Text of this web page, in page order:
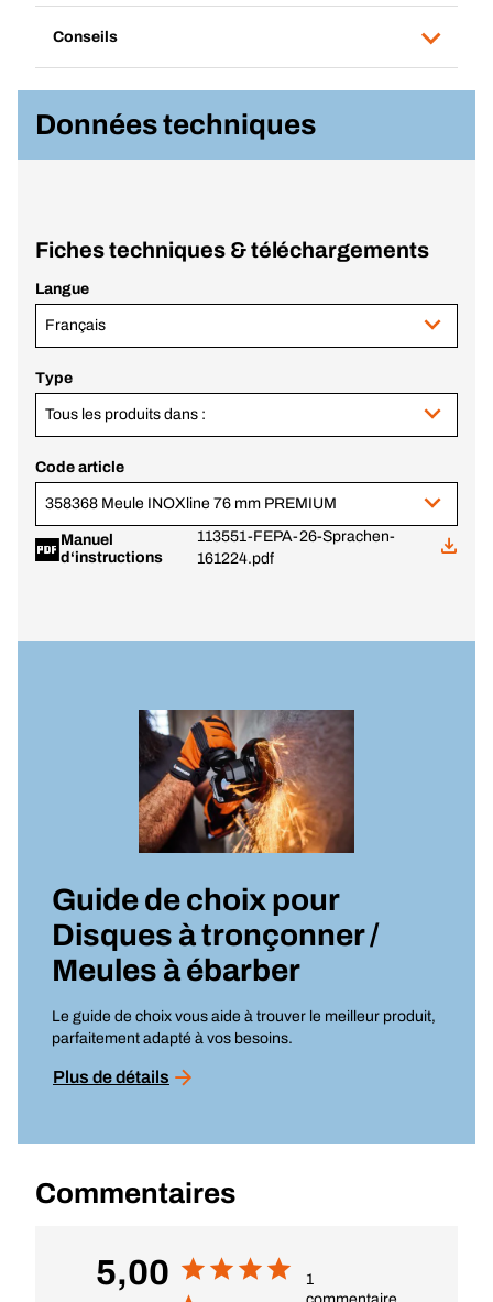
Conseils
Données techniques
Fiches techniques & téléchargements
Langue
Français
Type
Tous les produits dans :
Code article
358368 Meule INOXline 76 mm PREMIUM
Manuel
d‘instructions
113551-FEPA-26-Sprachen-
161224.pdf
Guide de choix pour
Disques à tronçonner /
Meules à ébarber
Le guide de choix vous aide à trouver le meilleur produit,
parfaitement adapté à vos besoins.
Plus de détails
Commentaires
5,00
1